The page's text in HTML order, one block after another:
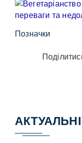
Позначки